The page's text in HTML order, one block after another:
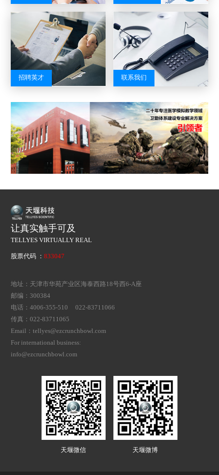
招聘英才 联系我们
让真实触手可及
TELLYES VIRTUALLY REAL
股票代码 ：833047
地址：天津市华苑产业区海泰西路18号西6-A座
邮编：300384
电话：4006-355-510 022-83711066
传真：022-83711065
Email：tellyes@ezcrunchbowl.com
For international business:
info@ezcrunchbowl.com
天堰微信 天堰微博